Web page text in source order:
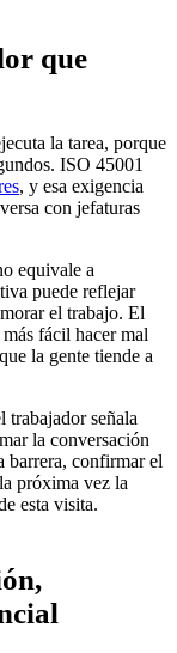
que
la tarea, porque
ISO 45001
, y esa exigencia
con jefaturas
equivale a
puede reflejar
el trabajo. El
fácil hacer mal
la gente tiende a
trabajador señala
la conversación
barrera, confirmar el
próxima vez la
esta visita.